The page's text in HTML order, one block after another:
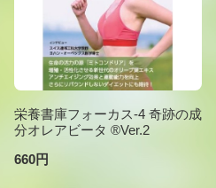
栄養書庫フォーカス-4 奇跡の成
分オレアビータ ®Ver.2
660円